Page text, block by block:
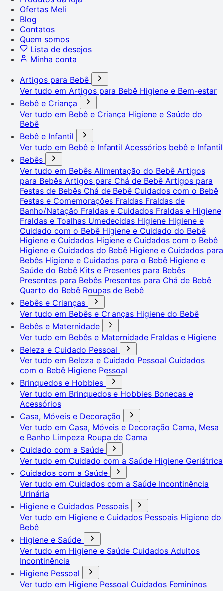
Ofertas Meli
Blog
Contatos
Quem somos
Lista de desejos
Minha conta
Artigos para Bebê
Ver tudo em Artigos para Bebê Higiene e Bem-estar
Bebê e Criança
Ver tudo em Bebê e Criança Higiene e Saúde do
Bebê
Bebê e Infantil
Ver tudo em Bebê e Infantil Acessórios bebê e Infantil
Bebês
Ver tudo em Bebês Alimentação do Bebê Artigos
para Bebês Artigos para Chá de Bebê Artigos para
Festas de Bebês Chá de Bebê Cuidados com o Bebê
Festas e Comemorações Fraldas Fraldas de
Banho/Natação Fraldas e Cuidados Fraldas e Higiene
Fraldas e Toalhas Umedecidas Higiene Higiene e
Cuidado com o Bebê Higiene e Cuidado do Bebê
Higiene e Cuidados Higiene e Cuidados com o Bebê
Higiene e Cuidados do Bebê Higiene e Cuidados para
Bebês Higiene e Cuidados para o Bebê Higiene e
Saúde do Bebê Kits e Presentes para Bebês
Presentes para Bebês Presentes para Chá de Bebê
Quarto do Bebê Roupas de Bebê
Bebês e Crianças
Ver tudo em Bebês e Crianças Higiene do Bebê
Bebês e Maternidade
Ver tudo em Bebês e Maternidade Fraldas e Higiene
Beleza e Cuidado Pessoal
Ver tudo em Beleza e Cuidado Pessoal Cuidados
com o Bebê Higiene Pessoal
Brinquedos e Hobbies
Ver tudo em Brinquedos e Hobbies Bonecas e
Acessórios
Casa, Móveis e Decoração
Ver tudo em Casa, Móveis e Decoração Cama, Mesa
e Banho Limpeza Roupa de Cama
Cuidado com a Saúde
Ver tudo em Cuidado com a Saúde Higiene Geriátrica
Cuidados com a Saúde
Ver tudo em Cuidados com a Saúde Incontinência
Urinária
Higiene e Cuidados Pessoais
Ver tudo em Higiene e Cuidados Pessoais Higiene do
Bebê
Higiene e Saúde
Ver tudo em Higiene e Saúde Cuidados Adultos
Incontinência
Higiene Pessoal
Ver tudo em Higiene Pessoal Cuidados Femininos